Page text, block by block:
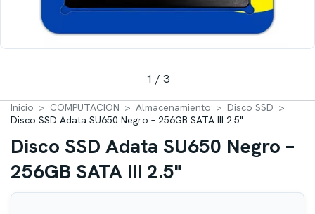
1 / 3
Inicio > COMPUTACION > Almacenamiento > Disco SSD >
Disco SSD Adata SU650 Negro – 256GB SATA III 2.5"
Disco SSD Adata SU650 Negro –
256GB SATA III 2.5"